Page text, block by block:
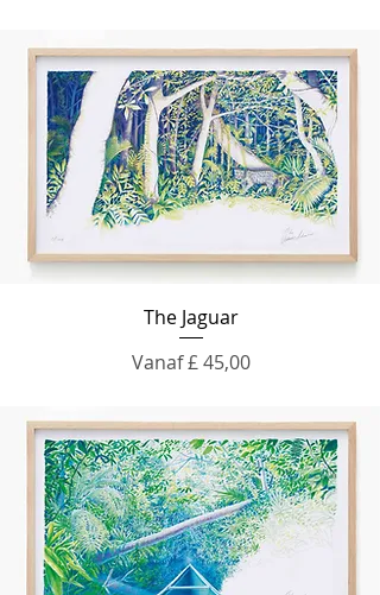
The Jaguar
Vanaf£ 45,00
Verkoopprijs